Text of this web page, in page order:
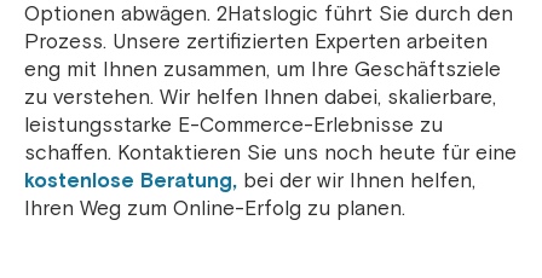
Optionen abwägen. 2Hatslogic führt Sie durch den
Prozess. Unsere zertifizierten Experten arbeiten
eng mit Ihnen zusammen, um Ihre Geschäftsziele
zu verstehen. Wir helfen Ihnen dabei, skalierbare,
leistungsstarke E-Commerce-Erlebnisse zu
schaffen. Kontaktieren Sie uns noch heute für eine
kostenlose Beratung, bei der wir Ihnen helfen,
Ihren Weg zum Online-Erfolg zu planen.